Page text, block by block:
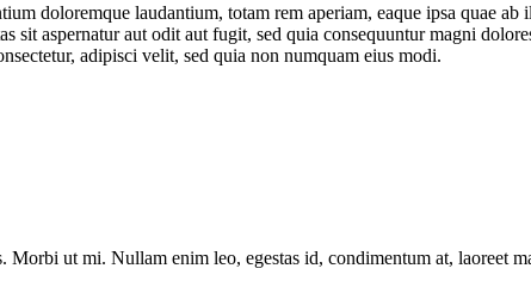
doloremque laudantium, totam rem aperiam, eaque ipsa quae
aspernatur aut odit aut fugit, sed quia consequuntur magni
adipisci velit, sed quia non numquam eius modi.
ut mi. Nullam enim leo, egestas id, condimentum at, laoreet